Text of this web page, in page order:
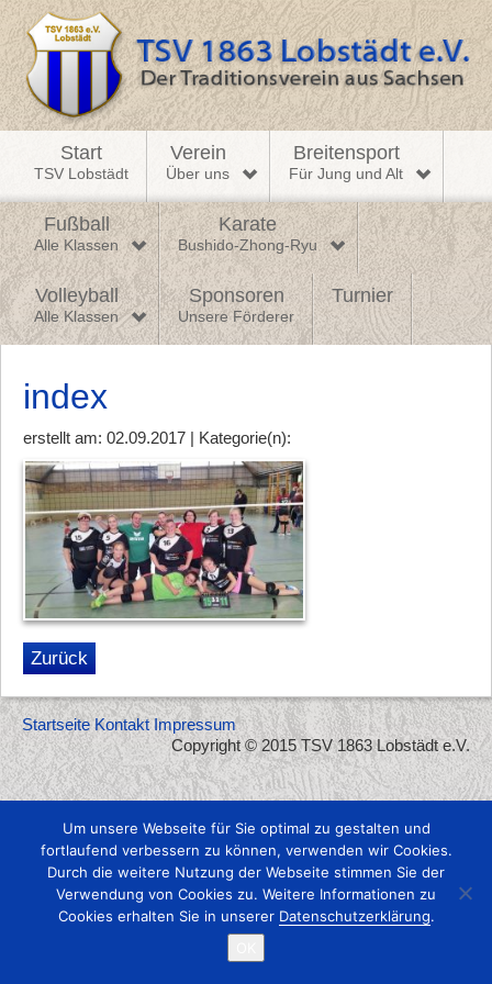
Start
TSV Lobstädt
Verein
Über uns
Breitensport
Für Jung und Alt
Fußball
Alle Klassen
Karate
Bushido-Zhong-Ryu
Volleyball
Alle Klassen
Sponsoren
Unsere Förderer
Turnier
index
erstellt am: 02.09.2017 | Kategorie(n):
Zurück
Startseite Kontakt Impressum
Copyright © 2015 TSV 1863 Lobstädt e.V.
Um unsere Webseite für Sie optimal zu gestalten und
fortlaufend verbessern zu können, verwenden wir Cookies.
Durch die weitere Nutzung der Webseite stimmen Sie der
Verwendung von Cookies zu. Weitere Informationen zu
Cookies erhalten Sie in unserer Datenschutzerklärung.